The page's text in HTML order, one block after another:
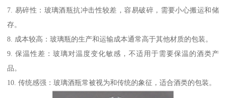
7. 易碎性：玻璃酒瓶抗冲击性较差，容易破碎，需要小心搬运和储
存。
8. 成本较高：玻璃瓶的生产和运输成本通常高于其他材质的包装。
9. 保温性差：玻璃对温度变化敏感，不适用于需要保温的酒类产
品。
10. 传统感强：玻璃酒瓶常被视为和传统的象征，适合酒类的包装。